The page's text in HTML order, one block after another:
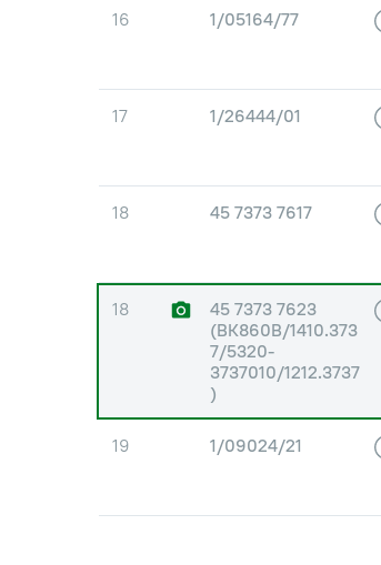
16 1/05164/77
17 1/26444/01
18 45 7373 7617
18
45 7373 7623
(ВК860В/1410.373
7/5320-
3737010/1212.3737
)
19 1/09024/21